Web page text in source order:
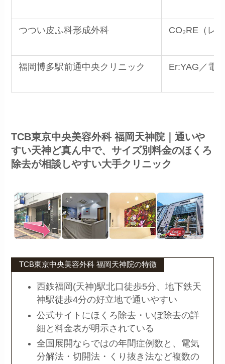
つつい皮ふ科形成外科 CO₂RE（レ
福岡博多駅前通中央クリニック Er:YAG／電
TCB東京中央美容外科 福岡天神院｜通いや
すい天神ど真ん中で、サイズ別料金のほくろ
除去が相談しやすい大手クリニック
TCB東京中央美容外科 福岡天神院の特徴
西鉄福岡(天神)駅北口徒歩5分、地下鉄天
神駅徒歩4分の好立地で通いやすい
公式サイトにほくろ除去・いぼ除去の詳
細と料金表が明示されている
全国展開ならではの年間症例数と、電気
分解法・切開法・くり抜き法など複数の